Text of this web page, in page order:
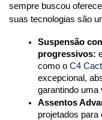
sempre buscou
suas tecnologias são
Suspensão
progressivos:
como o C4
excepcional,
garantindo uma
Assentos
projetados